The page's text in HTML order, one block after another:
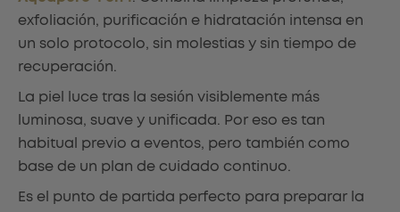
exfoliación, purificación e hidratación intensa en
un solo protocolo, sin molestias y sin tiempo de
recuperación.
La piel luce tras la sesión visiblemente más
luminosa, suave y unificada. Por eso es tan
habitual previo a eventos, pero también como
base de un plan de cuidado continuo.
Es el punto de partida perfecto para preparar la